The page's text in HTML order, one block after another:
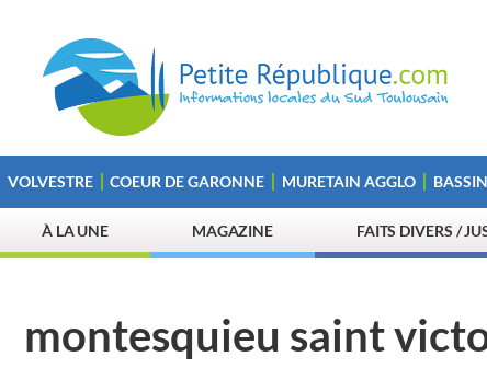
VOLVESTRE COEUR DE GARONNE MURETAIN AGGLO
À LA UNE MAGAZINE FAITS DIVERS /
montesquieu saint